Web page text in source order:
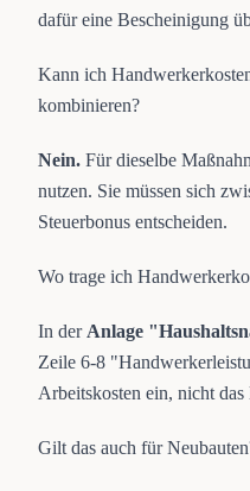
dafür eine Bescheinigung
Kann ich
kombinieren?
Nein. Für dieselbe
nutzen. Sie müssen sich
Steuerbonus entscheiden.
Wo trage ich
In der Anlage
Zeile 6-8
Arbeitskosten ein, nicht das
Gilt das auch für